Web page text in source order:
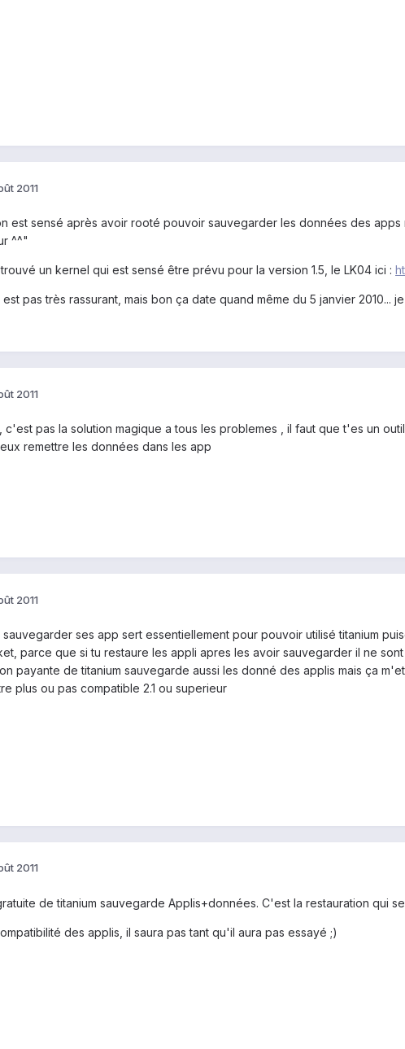
2011
est sensé après avoir rooté pouvoir sauvegarder les données des
^^"
un kernel qui est sensé être prévu pour la version 1.5, le LK04 ici :
est pas très rassurant, mais bon ça date quand même du 5 janvier 2010...
2011
c'est pas la solution magique a tous les problemes , il faut que t'es un
remettre les données dans les app
2011
sauvegarder ses app sert essentiellement pour pouvoir utilisé titanium
parce que si tu restaure les appli apres les avoir sauvegarder il ne
payante de titanium sauvegarde aussi les donné des applis mais ça
plus ou pas compatible 2.1 ou superieur
2011
de titanium sauvegarde Applis+données. C'est la restauration qui
des applis, il saura pas tant qu'il aura pas essayé ;)